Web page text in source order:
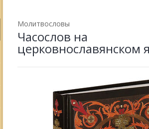
Молитвословы
Часослов на
церковнославянском